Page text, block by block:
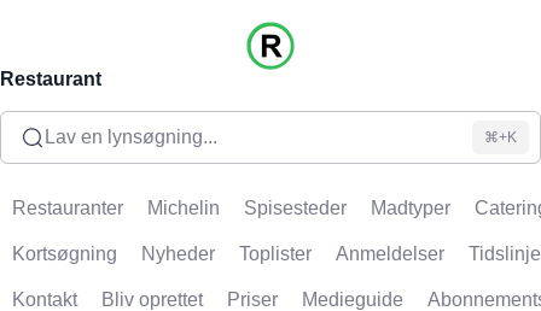
Restaurant
Lav en lynsøgning... ⌘+K
Restauranter Michelin Spisesteder Madtyper
Kortsøgning Nyheder Toplister Anmeldelser Tidslinje
Kontakt Bliv oprettet Priser Medieguide